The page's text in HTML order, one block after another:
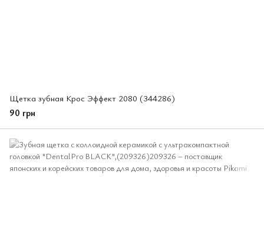
Щетка зубная Крос Эффект 2080 (344286)
90 грн